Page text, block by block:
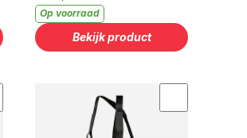
Op voorraad
Bekijk product